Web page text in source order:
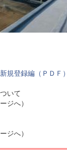
規登録編（ＰＤＦ）
いて
ジへ）
ジへ）